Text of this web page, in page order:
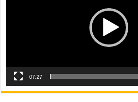
07:27